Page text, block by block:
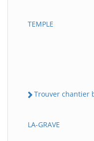
TEMPLE
Trouver chantier
LA-GRAVE